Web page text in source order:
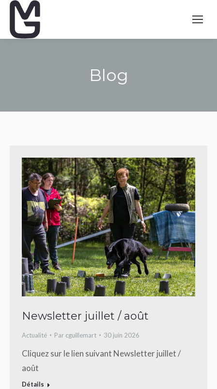
Blog
Newsletter juillet / août
Actualité Par cguillemart 30 juin 2026
Cliquez sur le lien suivant Newsletter juillet /
août
Détails